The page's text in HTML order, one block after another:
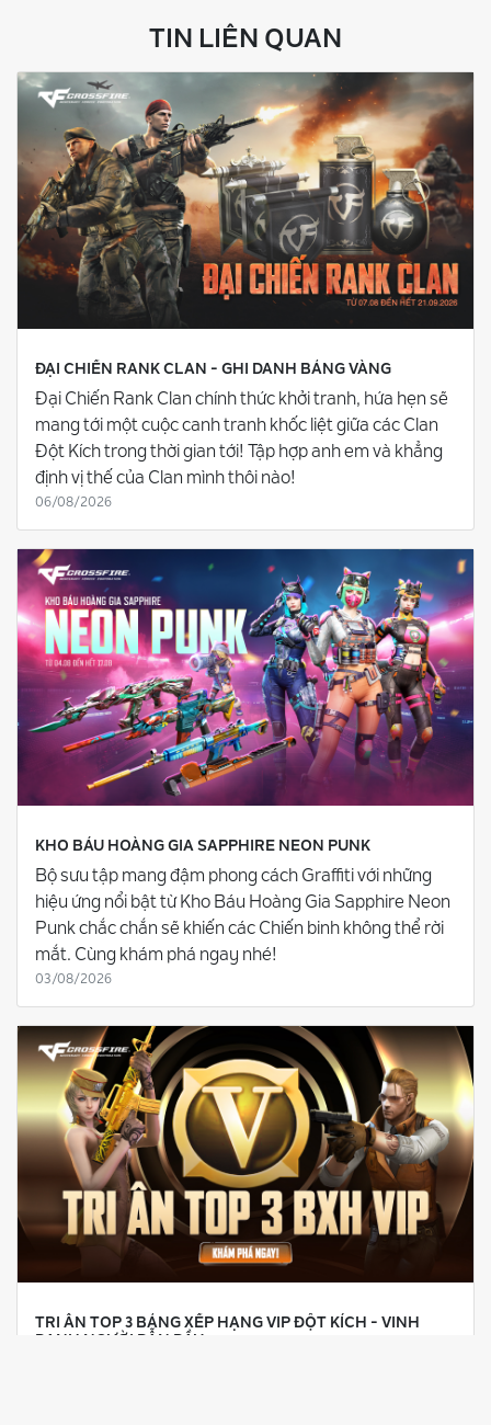
TIN LIÊN QUAN
ĐẠI CHIẾN RANK CLAN - GHI DANH BẢNG VÀNG
Đại Chiến Rank Clan chính thức khởi tranh, hứa hẹn sẽ
mang tới một cuộc canh tranh khốc liệt giữa các Clan
Đột Kích trong thời gian tới! Tập hợp anh em và khẳng
định vị thế của Clan mình thôi nào!
06/08/2026
KHO BÁU HOÀNG GIA SAPPHIRE NEON PUNK
Bộ sưu tập mang đậm phong cách Graffiti với những
hiệu ứng nổi bật từ Kho Báu Hoàng Gia Sapphire Neon
Punk chắc chắn sẽ khiến các Chiến binh không thể rời
mắt. Cùng khám phá ngay nhé!
03/08/2026
TRI ÂN TOP 3 BẢNG XẾP HẠNG VIP ĐỘT KÍCH - VINH
DANH NGƯỜI DẪN ĐẦU